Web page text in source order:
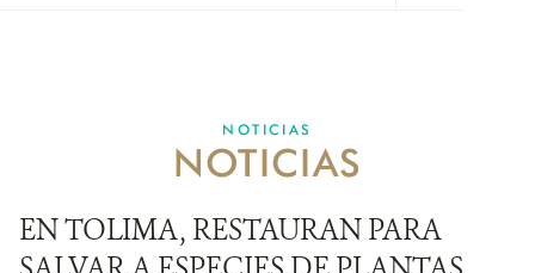
EJES ESTRATÉGICOS
LÍNEAS DE ACCIÓN
NOTICIAS
NOTICIAS
EN TOLIMA, RESTAURAN PARA